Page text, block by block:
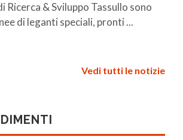
Ricerca & Sviluppo Tassullo sono
di leganti speciali, pronti ...
Vedi tutti le notizie